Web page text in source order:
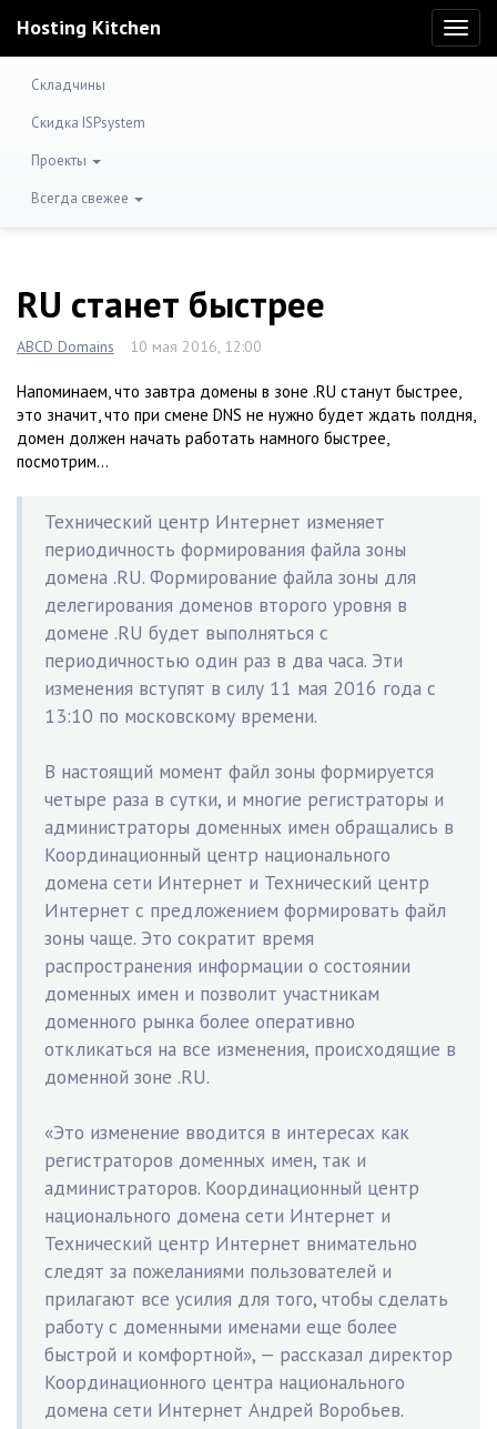
Hosting Kitchen
Складчины
Скидка ISPsystem
Проекты
Всегда свежее
RU станет быстрее
ABCD Domains 10 мая 2016, 12:00
Напоминаем, что завтра домены в зоне .RU станут быстрее,
это значит, что при смене DNS не нужно будет ждать полдня,
домен должен начать работать намного быстрее,
посмотрим…
Технический центр Интернет изменяет
периодичность формирования файла зоны
домена .RU. Формирование файла зоны для
делегирования доменов второго уровня в
домене .RU будет выполняться с
периодичностью один раз в два часа. Эти
изменения вступят в силу 11 мая 2016 года с
13:10 по московскому времени.
В настоящий момент файл зоны формируется
четыре раза в сутки, и многие регистраторы и
администраторы доменных имен обращались в
Координационный центр национального
домена сети Интернет и Технический центр
Интернет с предложением формировать файл
зоны чаще. Это сократит время
распространения информации о состоянии
доменных имен и позволит участникам
доменного рынка более оперативно
откликаться на все изменения, происходящие в
доменной зоне .RU.
«Это изменение вводится в интересах как
регистраторов доменных имен, так и
администраторов. Координационный центр
национального домена сети Интернет и
Технический центр Интернет внимательно
следят за пожеланиями пользователей и
прилагают все усилия для того, чтобы сделать
работу с доменными именами еще более
быстрой и комфортной», — рассказал директор
Координационного центра национального
домена сети Интернет Андрей Воробьев.